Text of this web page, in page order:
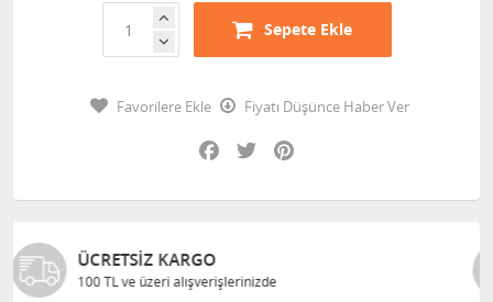
Sepete Ekle
Favorilere Ekle
Fiyatı Düşünce Haber Ver
Facebook
Twitter
Bilgileriniz 128 Bit SSL ile güvende